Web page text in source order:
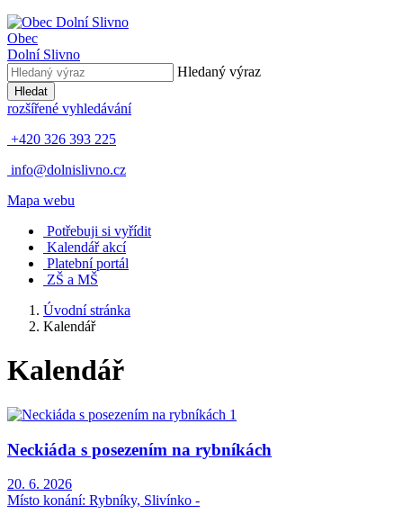
Obec
Dolní Slivno
Hledaný výraz
Hledat
rozšířené vyhledávání
+420 326 393 225
info@dolnislivno.cz
Mapa webu
Potřebuji si vyřídit
Kalendář akcí
Platební portál
ZŠ a MŠ
Úvodní stránka
Kalendář
Kalendář
Neckiáda s posezením na rybníkách
20. 6. 2026
Místo konání: Rybníky, Slivínko -